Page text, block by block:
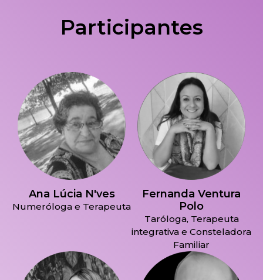
Participantes
Ana Lúcia N'ves
Numeróloga e Terapeuta
Fernanda Ventura
Polo
Taróloga, Terapeuta
integrativa e Consteladora
Familiar